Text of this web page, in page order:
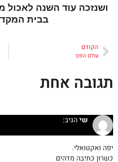
ושנזכה עוד השנה לאכול
בבית
הקודם
עולם הפוך
תגובה אחת
שיהגיב:
יפה ואקטואלי.
כשרון כתיבה מדהים